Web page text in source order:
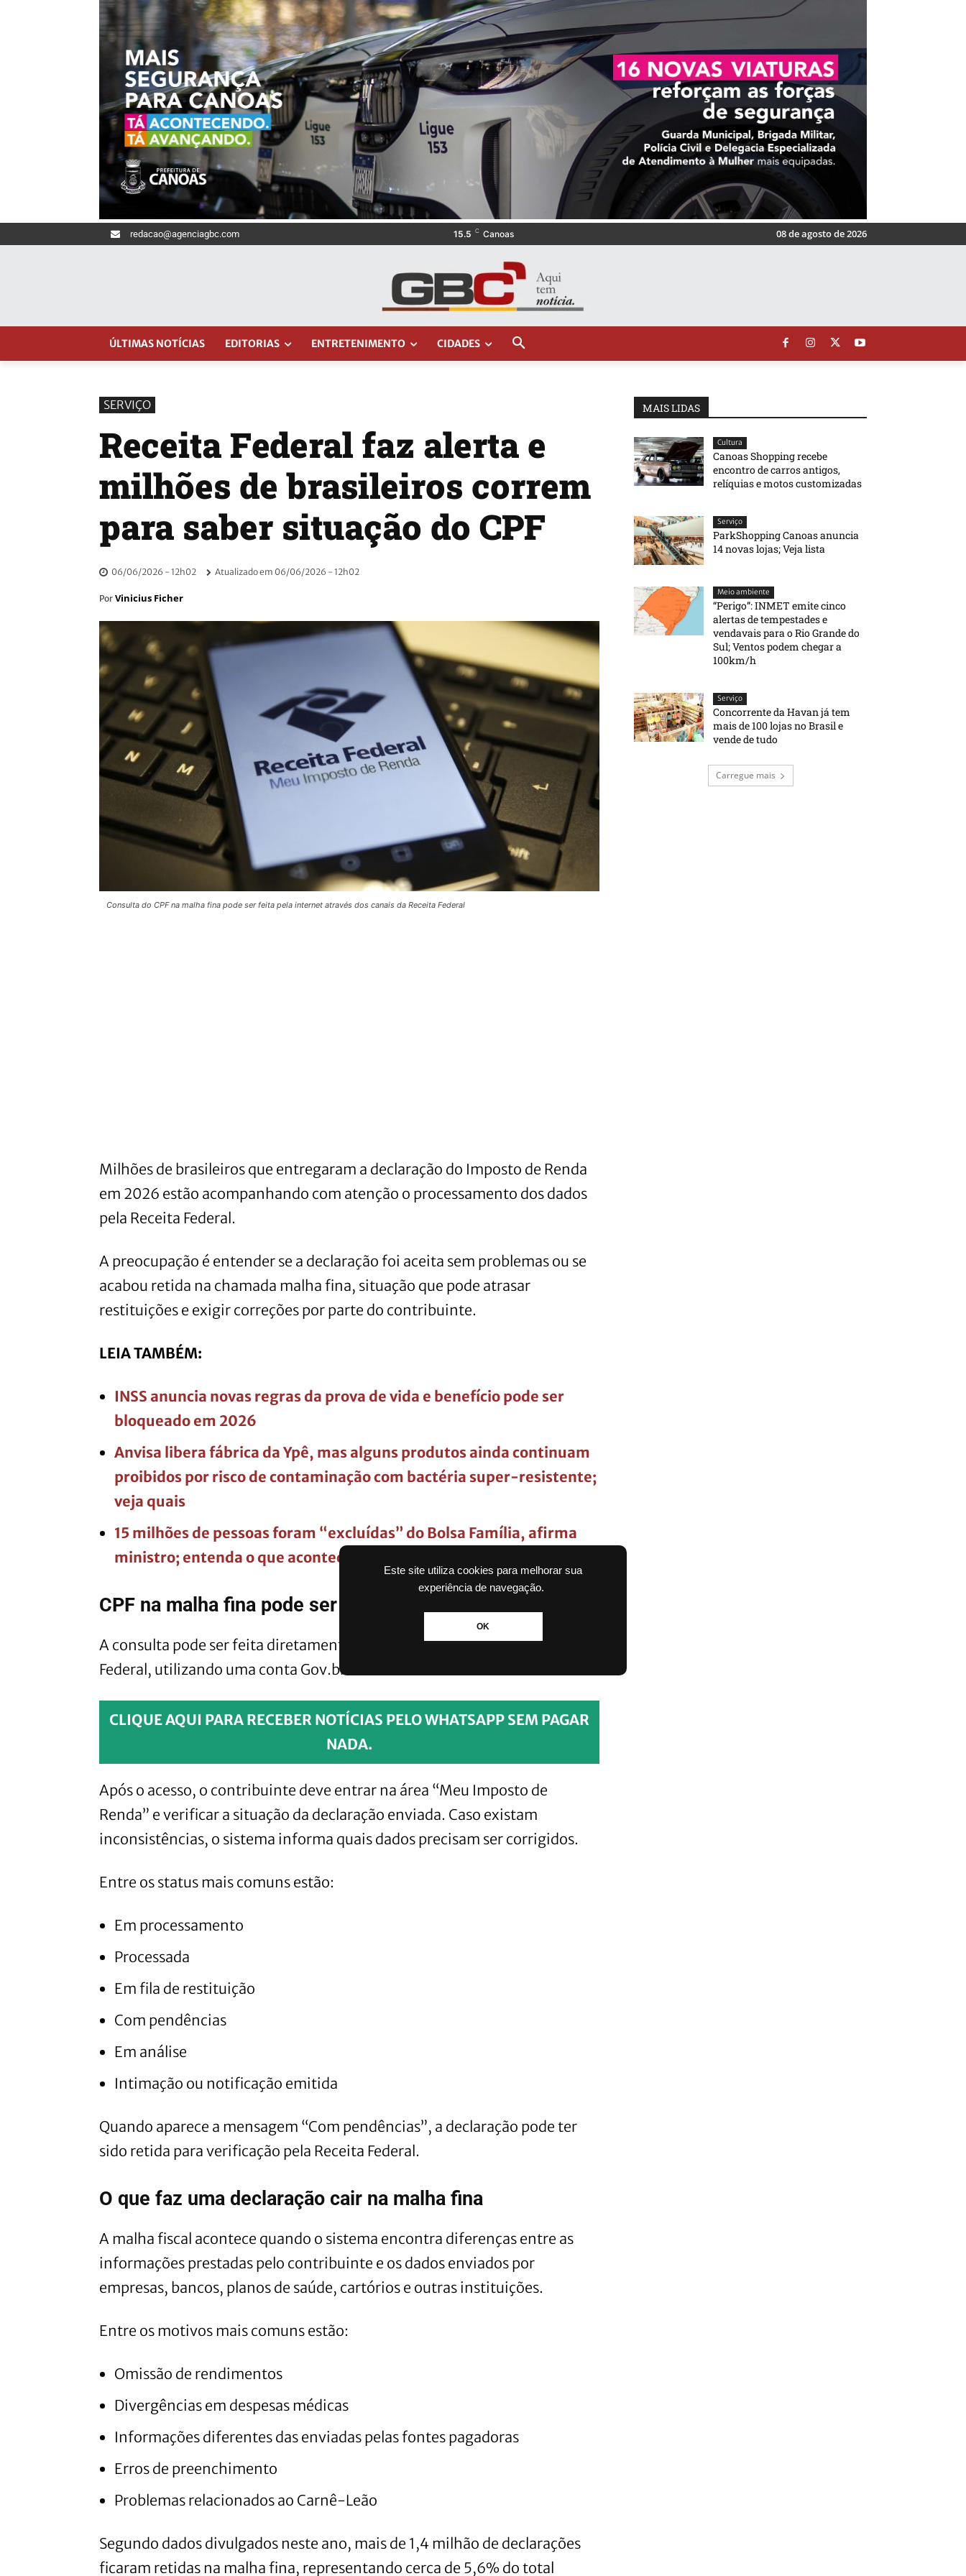
Este site utiliza cookies para melhorar sua
experiência de navegação.
OK
redacao@agenciagbc.com 15.5 C Canoas 08 de agosto de 2026
ÚLTIMAS NOTÍCIAS EDITORIAS ENTRETENIMENTO CIDADES
SERVIÇO
Receita Federal faz alerta e
milhões de brasileiros correm
para saber situação do CPF
06/06/2026 - 12h02 Atualizado em 06/06/2026 - 12h02
Por Vinicius Ficher
Consulta do CPF na malha fina pode ser feita pela internet através dos canais da Receita Federal
Milhões de brasileiros que entregaram a declaração do Imposto de Renda
em 2026 estão acompanhando com atenção o processamento dos dados
pela Receita Federal.
A preocupação é entender se a declaração foi aceita sem problemas ou se
acabou retida na chamada malha fina, situação que pode atrasar
restituições e exigir correções por parte do contribuinte.
LEIA TAMBÉM:
INSS anuncia novas regras da prova de vida e benefício pode ser
bloqueado em 2026
Anvisa libera fábrica da Ypê, mas alguns produtos ainda continuam
proibidos por risco de contaminação com bactéria super-resistente;
veja quais
15 milhões de pessoas foram “excluídas” do Bolsa Família, afirma
ministro; entenda o que aconteceu
CPF na malha fina pode ser consultado pela internet
A consulta pode ser feita diretamente pelo portal e-CAC da Receita
Federal, utilizando uma conta Gov.br.
CLIQUE AQUI PARA RECEBER NOTÍCIAS PELO WHATSAPP SEM PAGAR
NADA.
Após o acesso, o contribuinte deve entrar na área “Meu Imposto de
Renda” e verificar a situação da declaração enviada. Caso existam
inconsistências, o sistema informa quais dados precisam ser corrigidos.
Entre os status mais comuns estão:
Em processamento
Processada
Em fila de restituição
Com pendências
Em análise
Intimação ou notificação emitida
Quando aparece a mensagem “Com pendências”, a declaração pode ter
sido retida para verificação pela Receita Federal.
O que faz uma declaração cair na malha fina
A malha fiscal acontece quando o sistema encontra diferenças entre as
informações prestadas pelo contribuinte e os dados enviados por
empresas, bancos, planos de saúde, cartórios e outras instituições.
Entre os motivos mais comuns estão:
Omissão de rendimentos
Divergências em despesas médicas
Informações diferentes das enviadas pelas fontes pagadoras
Erros de preenchimento
Problemas relacionados ao Carnê-Leão
Segundo dados divulgados neste ano, mais de 1,4 milhão de declarações
ficaram retidas na malha fina, representando cerca de 5,6% do total
MAIS LIDAS
Cultura
Canoas Shopping recebe
encontro de carros antigos,
relíquias e motos customizadas
Serviço
ParkShopping Canoas anuncia
14 novas lojas; Veja lista
Meio ambiente
“Perigo”: INMET emite cinco
alertas de tempestades e
vendavais para o Rio Grande do
Sul; Ventos podem chegar a
100km/h
Serviço
Concorrente da Havan já tem
mais de 100 lojas no Brasil e
vende de tudo
Carregue mais